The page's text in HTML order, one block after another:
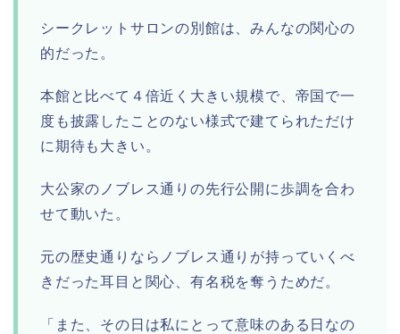
シークレットサロンの別館は、みんなの関心の
的だった。
本館と比べて４倍近く大きい規模で、帝国で一
度も披露したことのない様式で建てられただけ
に期待も大きい。
大公家のノブレス通りの先行公開に歩調を合わ
せて動いた。
元の歴史通りならノブレス通りが持っていくべ
きだった耳目と関心、有名税を奪うためだ。
「また、その日は私にとって意味のある日なの